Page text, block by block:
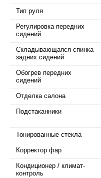
Тип руля
Регулировка передних
сидений
Складывающаяся спинка
задних сидений
Обогрев передних
сидений
Отделка салона
Подстаканники
Тонированные стекла
Корректор фар
Кондиционер / климат-
контроль